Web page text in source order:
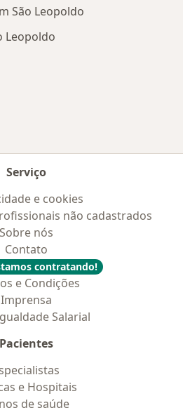
São Leopoldo
Leopoldo
Serviço
e cookies
não cadastrados
Sobre nós
Contato
contratando!
e Condições
Imprensa
Salarial
Pacientes
e Hospitais
de saúde